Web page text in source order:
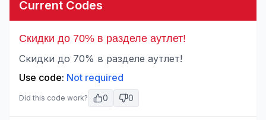
Current Codes
Скидки до 70% в разделе аутлет!
Скидки до 70% в разделе аутлет!
Use code: Not required
Did this code work? 0 0